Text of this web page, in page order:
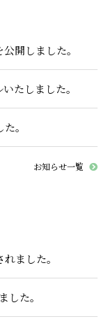
開しました。
たしました。
。
お知らせ一覧
ました。
した。